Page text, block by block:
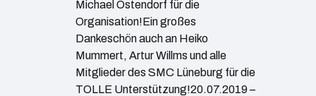
Michael Ostendorf für die
Organisation!Ein großes
Dankeschön auch an Heiko
Mummert, Artur Willms und alle
Mitglieder des SMC Lüneburg für die
TOLLE Unterstützung!20.07.2019 –